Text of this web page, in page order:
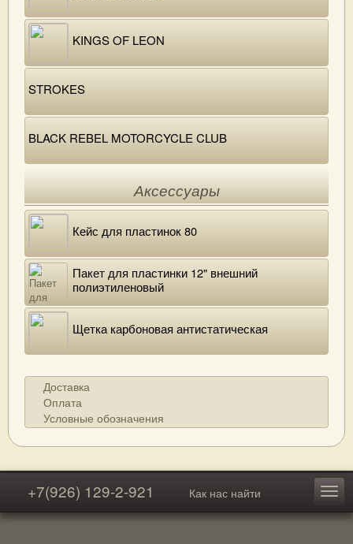
KINGS OF LEON
STROKES
BLACK REBEL MOTORCYCLE CLUB
Аксессуары
Кейс для пластинок 80
Пакет для пластинки 12" внешний
полиэтиленовый
Щетка карбоновая антистатическая
Доставка
Оплата
Условные обозначения
+7(926) 129-2-921 Как нас найти